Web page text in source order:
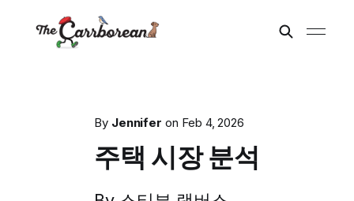
By Jennifer on Feb 4, 2026
주택 시장 분석